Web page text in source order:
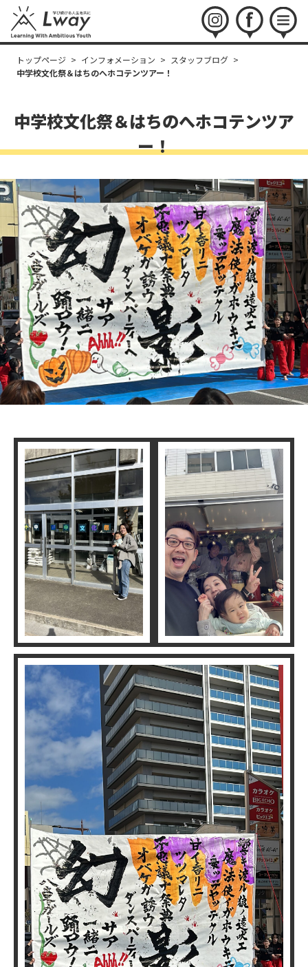
instagramfacebookmenu
トップページ > インフォメーション > スタッフブログ >
中学校文化祭＆はちのへホコテンツアー！
中学校文化祭＆はちのへホコテンツア
ー！